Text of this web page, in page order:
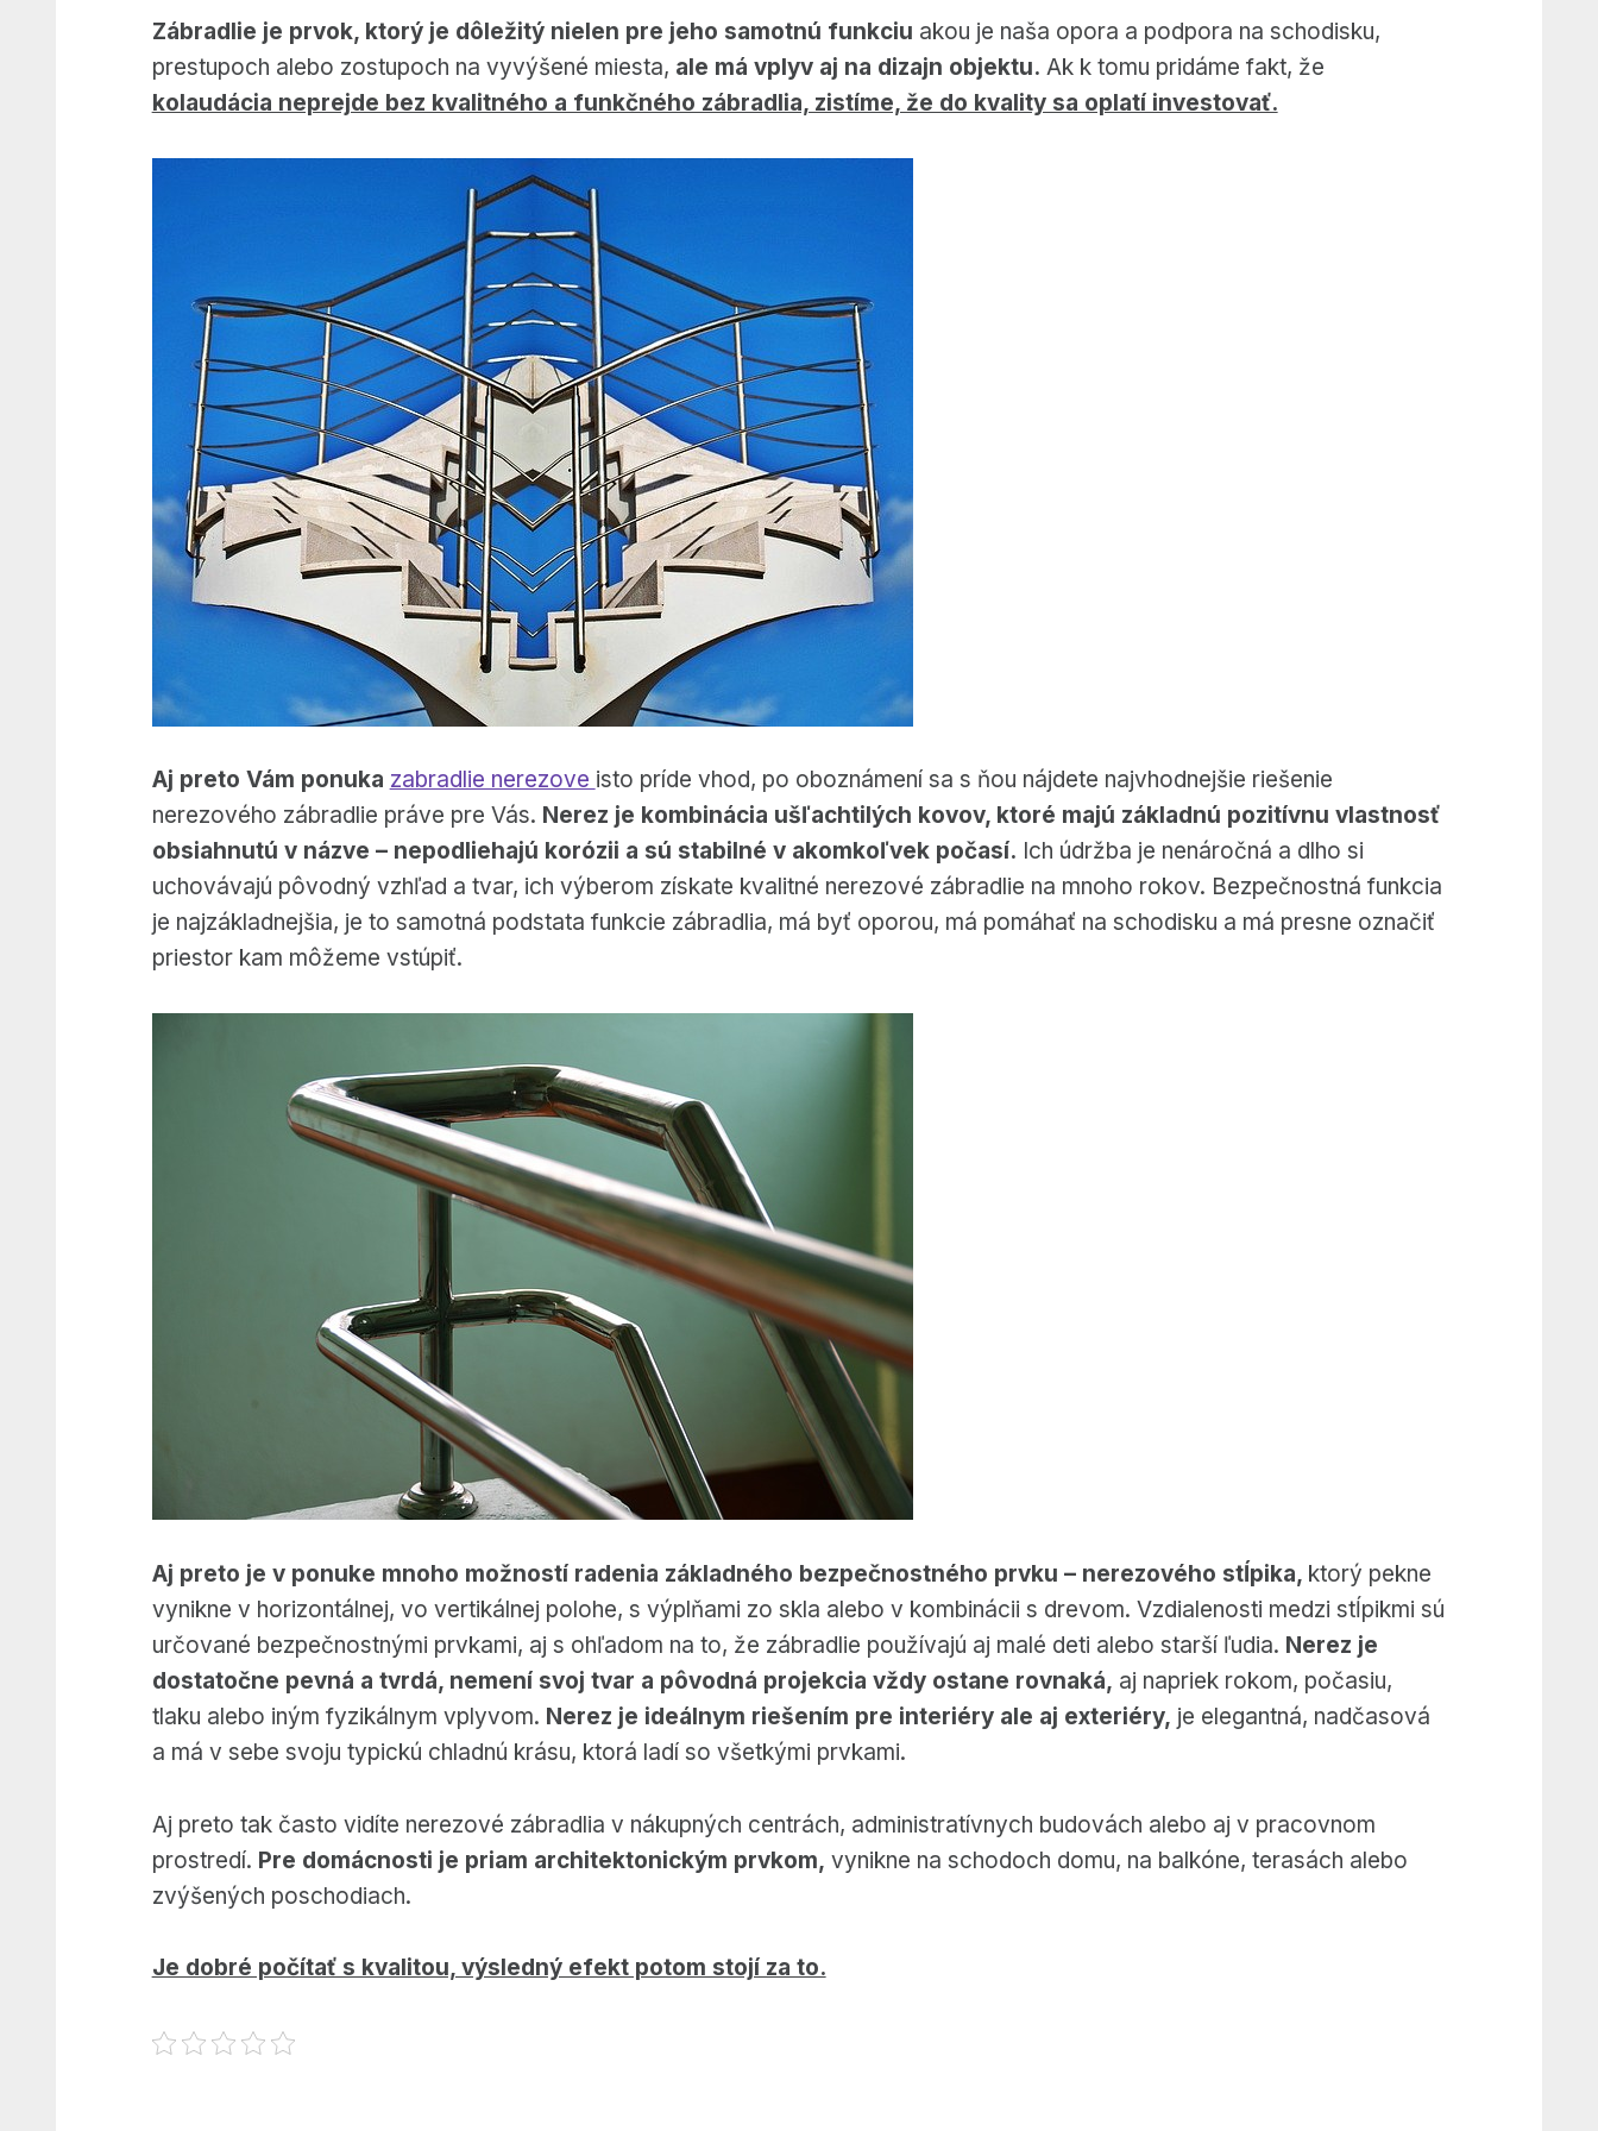
Zábradlie je prvok, ktorý je dôležitý nielen pre jeho samotnú funkciu akou je naša opora a podpora na schodisku,
prestupoch alebo zostupoch na vyvýšené miesta, ale má vplyv aj na dizajn objektu. Ak k tomu pridáme fakt, že
kolaudácia neprejde bez kvalitného a funkčného zábradlia, zistíme, že do kvality sa oplatí investovať.
Aj preto Vám ponuka zabradlie nerezove isto príde vhod, po oboznámení sa s ňou nájdete najvhodnejšie riešenie
nerezového zábradlie práve pre Vás. Nerez je kombinácia ušľachtilých kovov, ktoré majú základnú pozitívnu vlastnosť
obsiahnutú v názve – nepodliehajú korózii a sú stabilné v akomkoľvek počasí. Ich údržba je nenáročná a dlho si
uchovávajú pôvodný vzhľad a tvar, ich výberom získate kvalitné nerezové zábradlie na mnoho rokov. Bezpečnostná funkcia
je najzákladnejšia, je to samotná podstata funkcie zábradlia, má byť oporou, má pomáhať na schodisku a má presne označiť
priestor kam môžeme vstúpiť.
Aj preto je v ponuke mnoho možností radenia základného bezpečnostného prvku – nerezového stĺpika, ktorý pekne
vynikne v horizontálnej, vo vertikálnej polohe, s výplňami zo skla alebo v kombinácii s drevom. Vzdialenosti medzi stĺpikmi sú
určované bezpečnostnými prvkami, aj s ohľadom na to, že zábradlie používajú aj malé deti alebo starší ľudia. Nerez je
dostatočne pevná a tvrdá, nemení svoj tvar a pôvodná projekcia vždy ostane rovnaká, aj napriek rokom, počasiu,
tlaku alebo iným fyzikálnym vplyvom. Nerez je ideálnym riešením pre interiéry ale aj exteriéry, je elegantná, nadčasová
a má v sebe svoju typickú chladnú krásu, ktorá ladí so všetkými prvkami.
Aj preto tak často vidíte nerezové zábradlia v nákupných centrách, administratívnych budovách alebo aj v pracovnom
prostredí. Pre domácnosti je priam architektonickým prvkom, vynikne na schodoch domu, na balkóne, terasách alebo
zvýšených poschodiach.
Je dobré počítať s kvalitou, výsledný efekt potom stojí za to.
Preskočiť späť na hlavnú navigáciu